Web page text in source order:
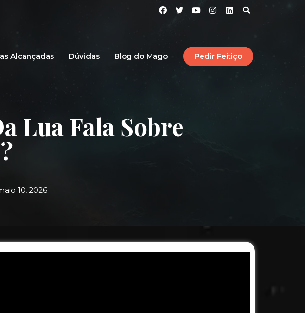
Alcançadas Dúvidas Blog do Mago Pedir Feitiço
Lua Fala Sobre
10, 2026